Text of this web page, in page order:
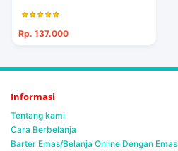
Rp. 137.000
Informasi
Tentang kami
Cara Berbelanja
Barter Emas/Belanja Online Dengan Emas